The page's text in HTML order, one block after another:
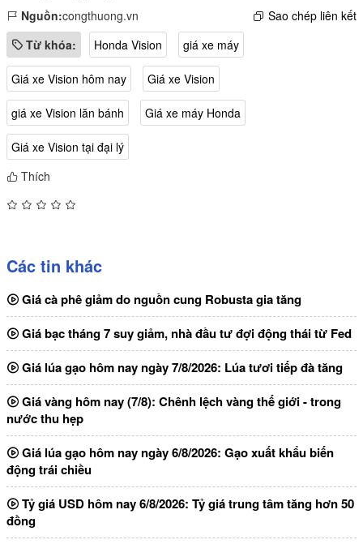
Nguồn:congthuong.vn
Sao chép liên kết
Từ khóa:
Honda Vision giá xe máy
Giá xe Vision hôm nay Giá xe Vision
giá xe Vision lăn bánh Giá xe máy Honda
Giá xe Vision tại đại lý
Thích
Các tin khác
Giá cà phê giảm do nguồn cung Robusta gia tăng
Giá bạc tháng 7 suy giảm, nhà đầu tư đợi động thái từ Fed
Giá lúa gạo hôm nay ngày 7/8/2026: Lúa tươi tiếp đà tăng
Giá vàng hôm nay (7/8): Chênh lệch vàng thế giới - trong
nước thu hẹp
Giá lúa gạo hôm nay ngày 6/8/2026: Gạo xuất khẩu biến
động trái chiều
Tỷ giá USD hôm nay 6/8/2026: Tỷ giá trung tâm tăng hơn 50
đồng